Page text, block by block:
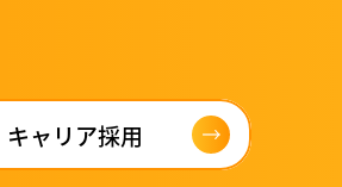
キャリア採用